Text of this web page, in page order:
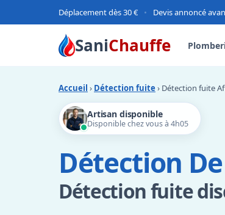
Déplacement dès 30 € • Devis annoncé
SaniChauffe
Accueil › Détection fuite › Détection fuite
Artisan disponible
Disponible chez vous à 4h05
Détection
Détection fuite